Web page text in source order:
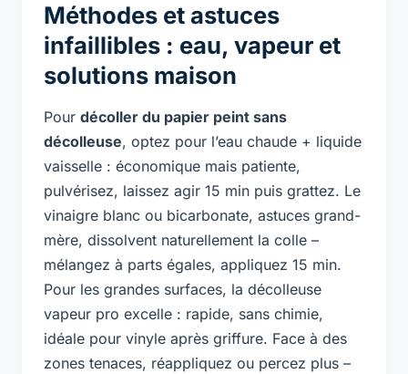
Méthodes et astuces
infaillibles : eau, vapeur et
solutions maison
Pour décoller du papier peint sans
décolleuse, optez pour l’eau chaude + liquide
vaisselle : économique mais patiente,
pulvérisez, laissez agir 15 min puis grattez. Le
vinaigre blanc ou bicarbonate, astuces grand-
mère, dissolvent naturellement la colle –
mélangez à parts égales, appliquez 15 min.
Pour les grandes surfaces, la décolleuse
vapeur pro excelle : rapide, sans chimie,
idéale pour vinyle après griffure. Face à des
zones tenaces, réappliquez ou percez plus –